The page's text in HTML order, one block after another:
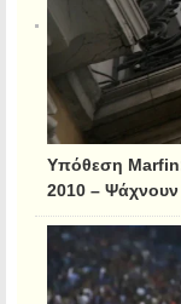
Υπόθεση
2010 – Ψάχνουν